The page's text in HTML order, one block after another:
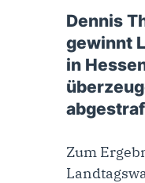
Dennis
gewinnt
in
Zum